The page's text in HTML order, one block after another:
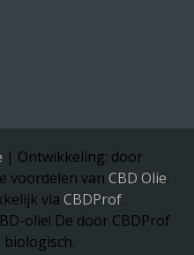
| Ontwikkeling: door
voordelen van CBD Olie.
via CBDProf.
olie! De door CBDProf
biologisch.